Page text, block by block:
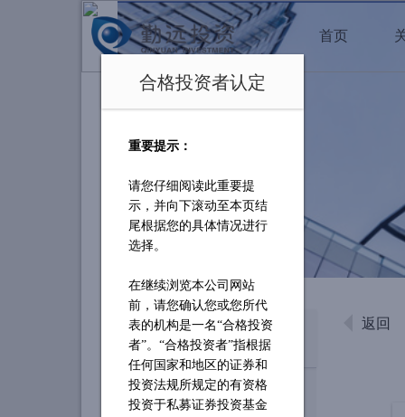
合格投资者认定
重要提示：
请您仔细阅读此重要提
示，并向下滚动至本页结
尾根据您的具体情况进行
选择。
在继续浏览本公司网站
前，请您确认您或您所代
表的机构是一名“合格投资
者”。“合格投资者”指根据
任何国家和地区的证券和
投资法规所规定的有资格
投资于私募证券投资基金
首页
信息披露
返回